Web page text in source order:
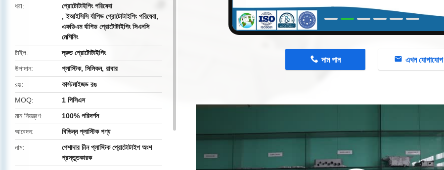
ধরা
প্রোটোটাইপিং পরিষেবা
,ইআইসিসি র্যাপিড প্রোটোটাইপিং পরিষেবা,
এফডিএম র্যাপিড প্রোটোটাইপিং সিএনসি
মেশিনিং
টাইপ
দ্রুত প্রোটোটাইপিং
উপাদান
প্লাস্টিক, সিলিকন, রাবার
রঙ
কাস্টমাইজড রঙ
MOQ
1 পিসিএস
মান নিয়ন্ত্রণ
100% পরিদর্শন
আবেদন
বিভিন্ন প্লাস্টিক পণ্য
নাম
পেশাদার চীন প্লাস্টিক প্রোটোটাইপ অংশ
প্রস্তুতকারক
দাম পান এখন যোগাযোগ